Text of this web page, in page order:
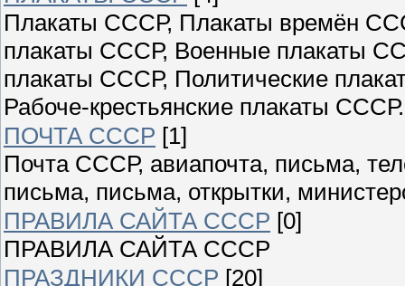
Плакаты СССР, Плакаты времён
плакаты СССР, Военные плакаты
плакаты СССР, Политические
Рабоче-крестьянские плакаты СССР.
ПОЧТА СССР [1]
Почта СССР, авиапочта, письма,
письма, письма, открытки,
ПРАВИЛА САЙТА СССР [0]
ПРАВИЛА САЙТА СССР
ПРАЗДНИКИ СССР [20]